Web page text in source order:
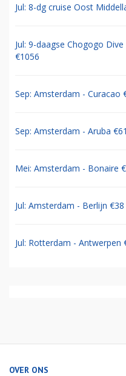
Jul: 8-dg cruise Oost
Jul: 9-daagse Chogogo
€1056
Sep: Amsterdam - Curacao
Sep: Amsterdam - Aruba
Mei: Amsterdam - Bonaire
Jul: Amsterdam - Berlijn €38
Jul: Rotterdam - Antwerpen
OVER ONS